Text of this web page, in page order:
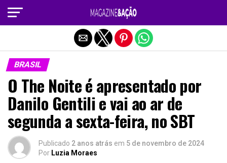
BRASIL
O The Noite é apresentado por
Danilo Gentili e vai ao ar de
segunda a sexta-feira, no SBT
Publicado 2 anos atrás em 5 de novembro de 2024
Por Luzia Moraes
Sair da versão mobile